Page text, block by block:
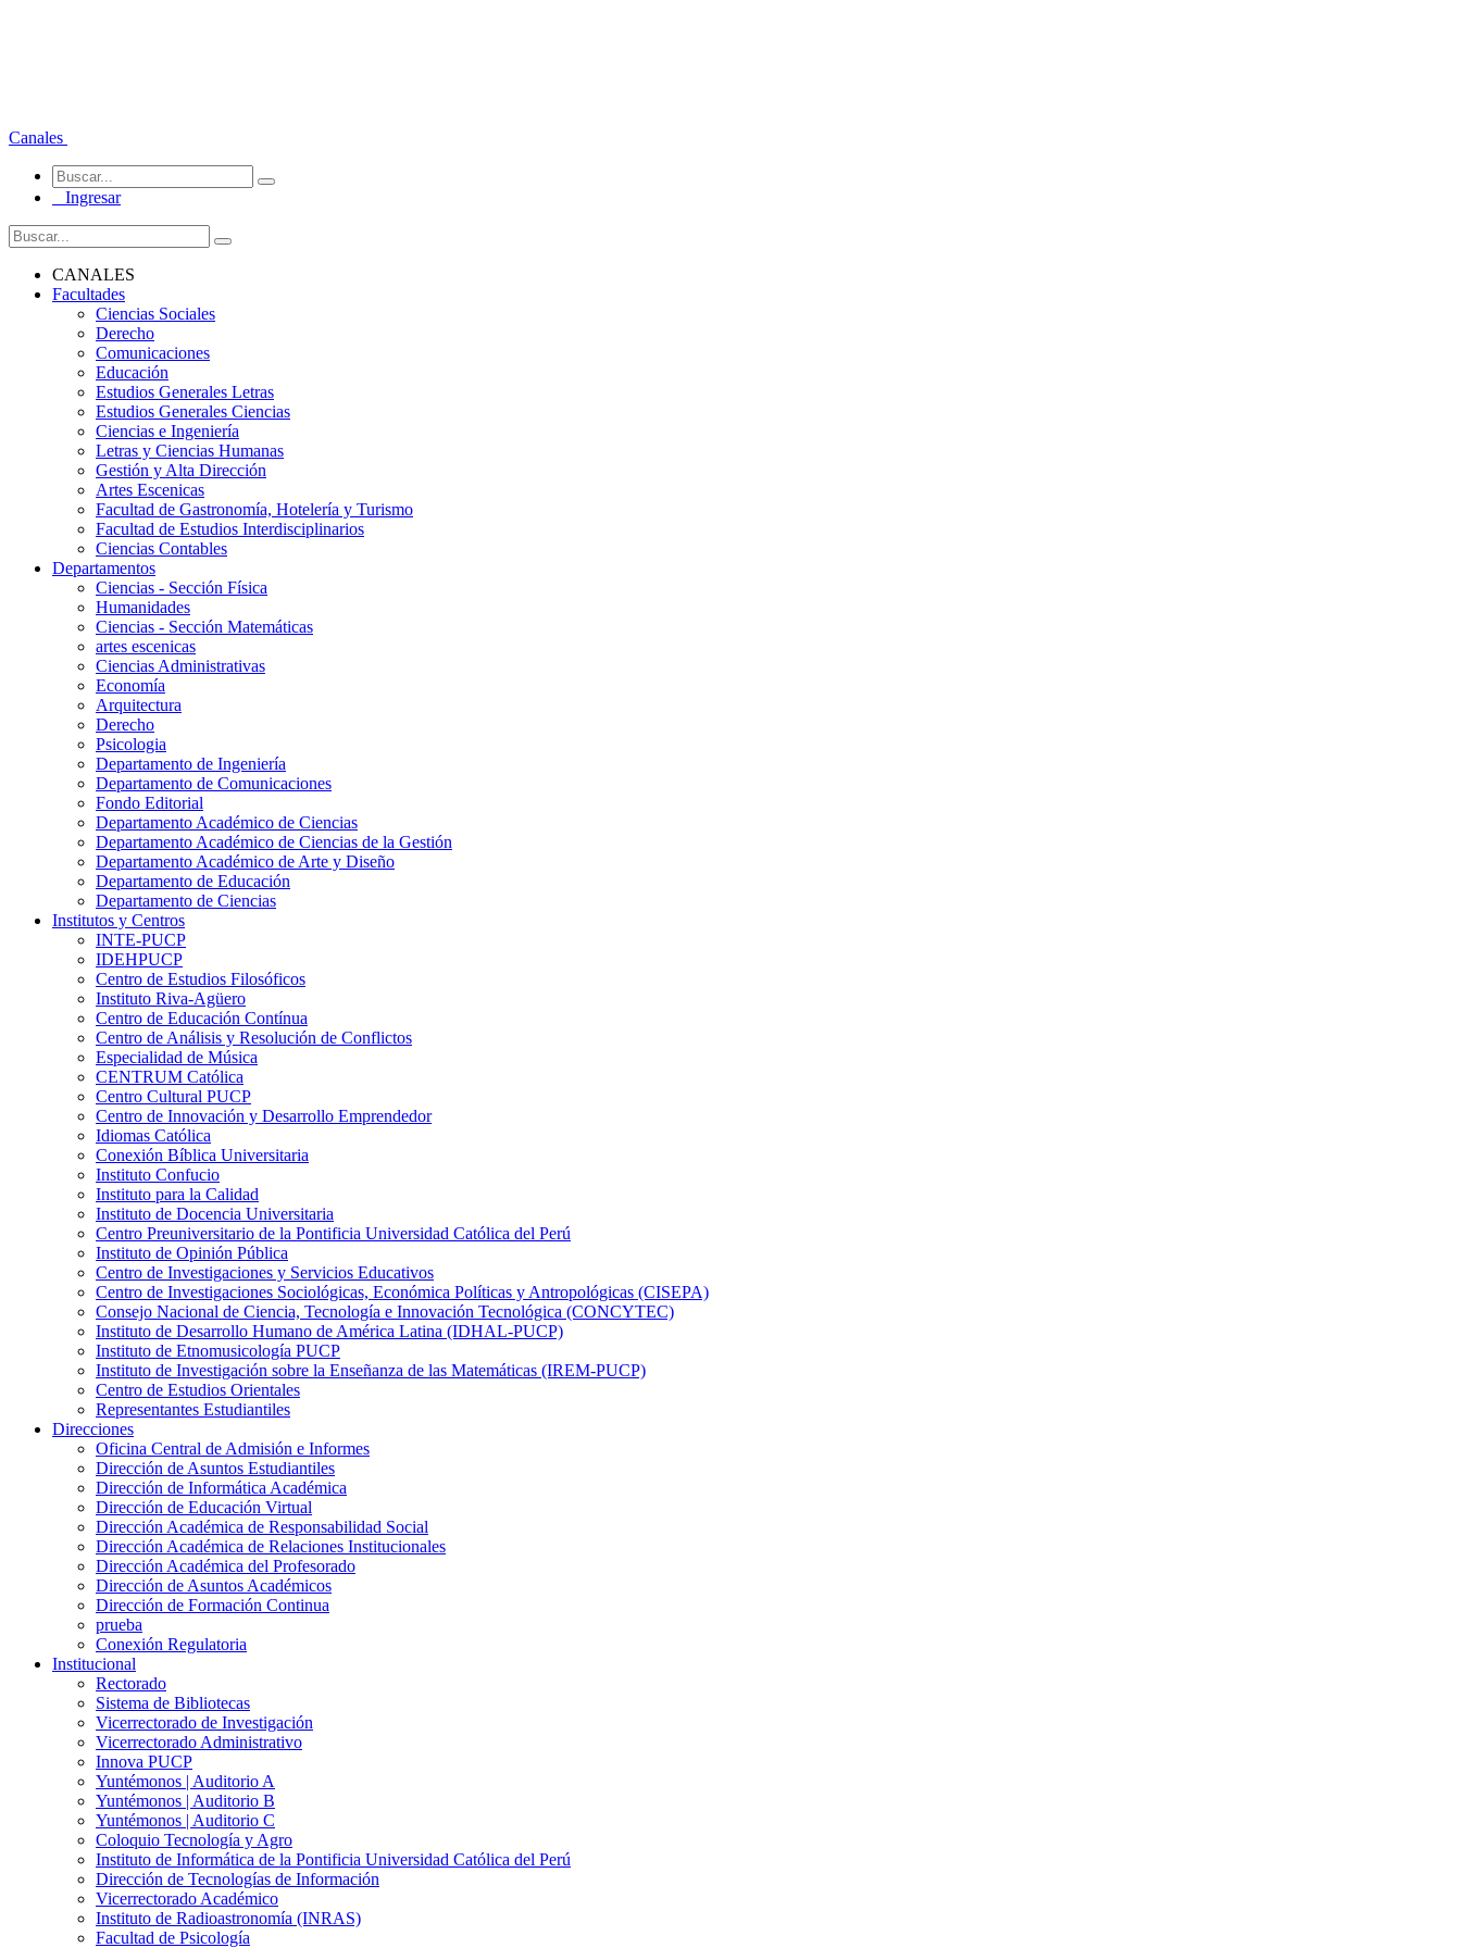
Canales
Ingresar
CANALES
Facultades
Ciencias Sociales
Derecho
Comunicaciones
Educación
Estudios Generales Letras
Estudios Generales Ciencias
Ciencias e Ingeniería
Letras y Ciencias Humanas
Gestión y Alta Dirección
Artes Escenicas
Facultad de Gastronomía, Hotelería y Turismo
Facultad de Estudios Interdisciplinarios
Ciencias Contables
Departamentos
Ciencias - Sección Física
Humanidades
Ciencias - Sección Matemáticas
artes escenicas
Ciencias Administrativas
Economía
Arquitectura
Derecho
Psicologia
Departamento de Ingeniería
Departamento de Comunicaciones
Fondo Editorial
Departamento Académico de Ciencias
Departamento Académico de Ciencias de la Gestión
Departamento Académico de Arte y Diseño
Departamento de Educación
Departamento de Ciencias
Institutos y Centros
INTE-PUCP
IDEHPUCP
Centro de Estudios Filosóficos
Instituto Riva-Agüero
Centro de Educación Contínua
Centro de Análisis y Resolución de Conflictos
Especialidad de Música
CENTRUM Católica
Centro Cultural PUCP
Centro de Innovación y Desarrollo Emprendedor
Idiomas Católica
Conexión Bíblica Universitaria
Instituto Confucio
Instituto para la Calidad
Instituto de Docencia Universitaria
Centro Preuniversitario de la Pontificia Universidad Católica del Perú
Instituto de Opinión Pública
Centro de Investigaciones y Servicios Educativos
Centro de Investigaciones Sociológicas, Económica Políticas y Antropológicas (CISEPA)
Consejo Nacional de Ciencia, Tecnología e Innovación Tecnológica (CONCYTEC)
Instituto de Desarrollo Humano de América Latina (IDHAL-PUCP)
Instituto de Etnomusicología PUCP
Instituto de Investigación sobre la Enseñanza de las Matemáticas (IREM-PUCP)
Centro de Estudios Orientales
Representantes Estudiantiles
Direcciones
Oficina Central de Admisión e Informes
Dirección de Asuntos Estudiantiles
Dirección de Informática Académica
Dirección de Educación Virtual
Dirección Académica de Responsabilidad Social
Dirección Académica de Relaciones Institucionales
Dirección Académica del Profesorado
Dirección de Asuntos Académicos
Dirección de Formación Continua
prueba
Conexión Regulatoria
Institucional
Rectorado
Sistema de Bibliotecas
Vicerrectorado de Investigación
Vicerrectorado Administrativo
Innova PUCP
Yuntémonos | Auditorio A
Yuntémonos | Auditorio B
Yuntémonos | Auditorio C
Coloquio Tecnología y Agro
Instituto de Informática de la Pontificia Universidad Católica del Perú
Dirección de Tecnologías de Información
Vicerrectorado Académico
Instituto de Radioastronomía (INRAS)
Facultad de Psicología